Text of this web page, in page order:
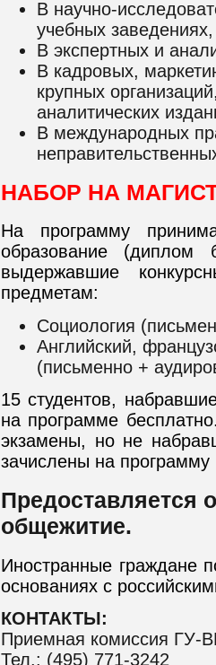
В научно-
учебных заведениях,
В экспертных и
В кадровых,
крупных
аналитических
В международных
НАБОР НА
На программу
образование (диплом
выдержавшие
предметам:
Социология
Английский,
(письменно +
15 студентов,
на программе
экзамены, но не
зачислены на программу
Предоставляется
общежитие.
Иностранные граждане
основаниях с
КОНТАКТЫ:
Приемная комиссия ГУ-
Тел.: (495) 771-3242